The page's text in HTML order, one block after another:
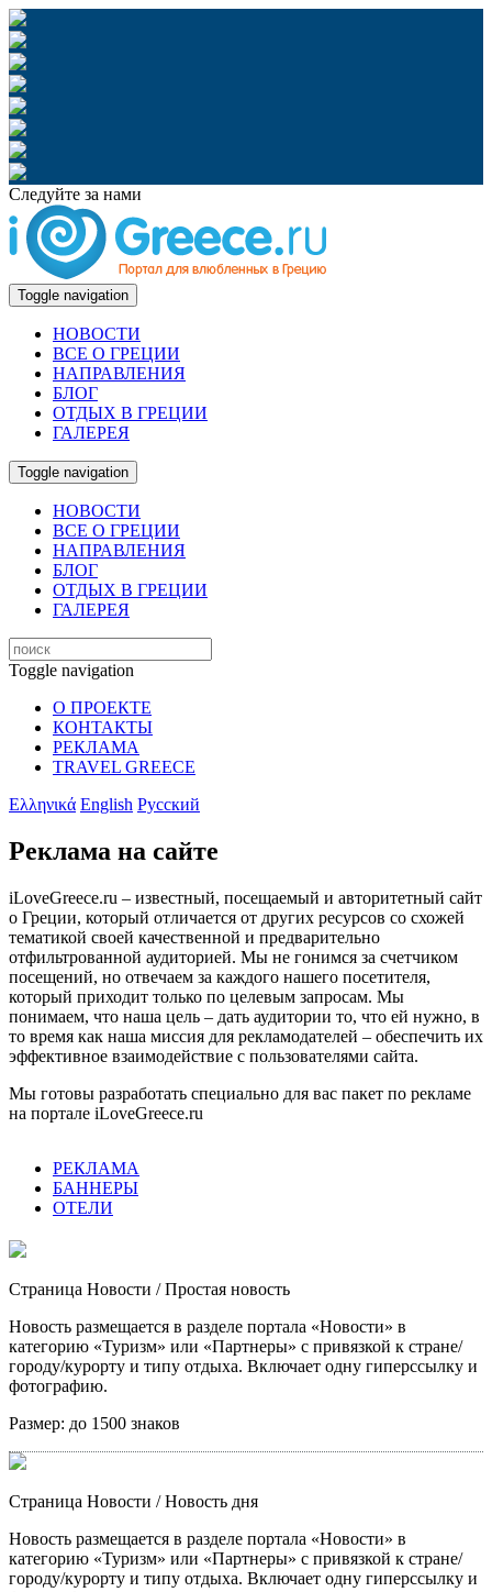
Следуйте за нами
Toggle navigation
НОВОСТИ
ВСЕ О ГРЕЦИИ
НАПРАВЛЕНИЯ
БЛОГ
ОТДЫХ В ГРЕЦИИ
ГАЛЕРЕЯ
Toggle navigation
НОВОСТИ
ВСЕ О ГРЕЦИИ
НАПРАВЛЕНИЯ
БЛОГ
ОТДЫХ В ГРЕЦИИ
ГАЛЕРЕЯ
Toggle navigation
О ПРОЕКТЕ
КОНТАКТЫ
РЕКЛАМА
TRAVEL GREECE
Ελληνικά English Русский
Реклама на сайте
iLoveGreece.ru – известный, посещаемый и авторитетный сайт
о Греции, который отличается от других ресурсов со схожей
тематикой своей качественной и предварительно
отфильтрованной аудиторией. Мы не гонимся за счетчиком
посещений, но отвечаем за каждого нашего посетителя,
который приходит только по целевым запросам. Мы
понимаем, что наша цель – дать аудитории то, что ей нужно, в
то время как наша миссия для рекламодателей – обеспечить их
эффективное взаимодействие с пользователями сайта.
Мы готовы разработать специально для вас пакет по рекламе
на портале iLoveGreece.ru
РЕКЛАМА
БАННЕРЫ
ОТЕЛИ
Страница Новости / Простая новость
Новость размещается в разделе портала «Новости» в
категорию «Туризм» или «Партнеры» с привязкой к стране/
городу/курорту и типу отдыха. Включает одну гиперссылку и
фотографию.
Размер: до 1500 знаков
Страница Новости / Новость дня
Новость размещается в разделе портала «Новости» в
категорию «Туризм» или «Партнеры» с привязкой к стране/
городу/курорту и типу отдыха. Включает одну гиперссылку и